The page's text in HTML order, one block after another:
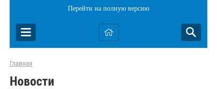
Перейти на полную версию
Главная
Новости